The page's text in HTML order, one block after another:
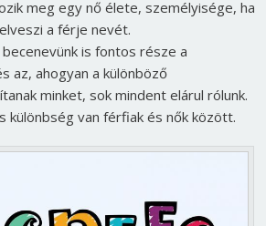
meg egy nő élete, személyisége, ha
a férje nevét.
is fontos része a
az, ahogyan a különböző
minket, sok mindent elárul rólunk.
különbség van férfiak és nők között.